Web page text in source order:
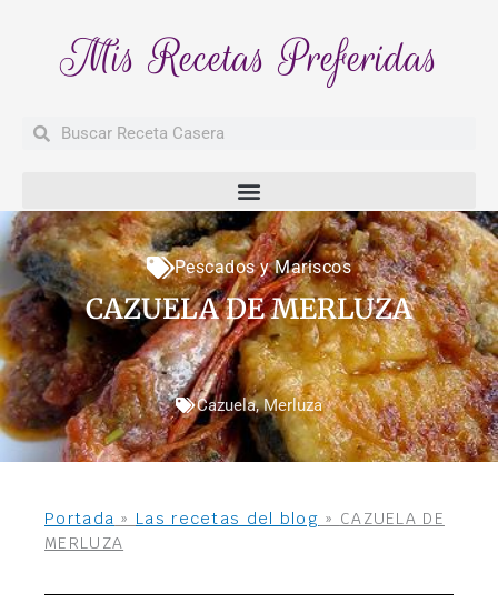
Mis Recetas Preferidas
BuscarBuscar
Pescados y Mariscos
CAZUELA DE MERLUZA
Cazuela,Merluza
Portada » Las recetas del blog » CAZUELA DE
MERLUZA